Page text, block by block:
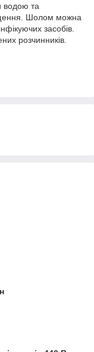
водою та
Шолом можна
засобів.
розчинників.